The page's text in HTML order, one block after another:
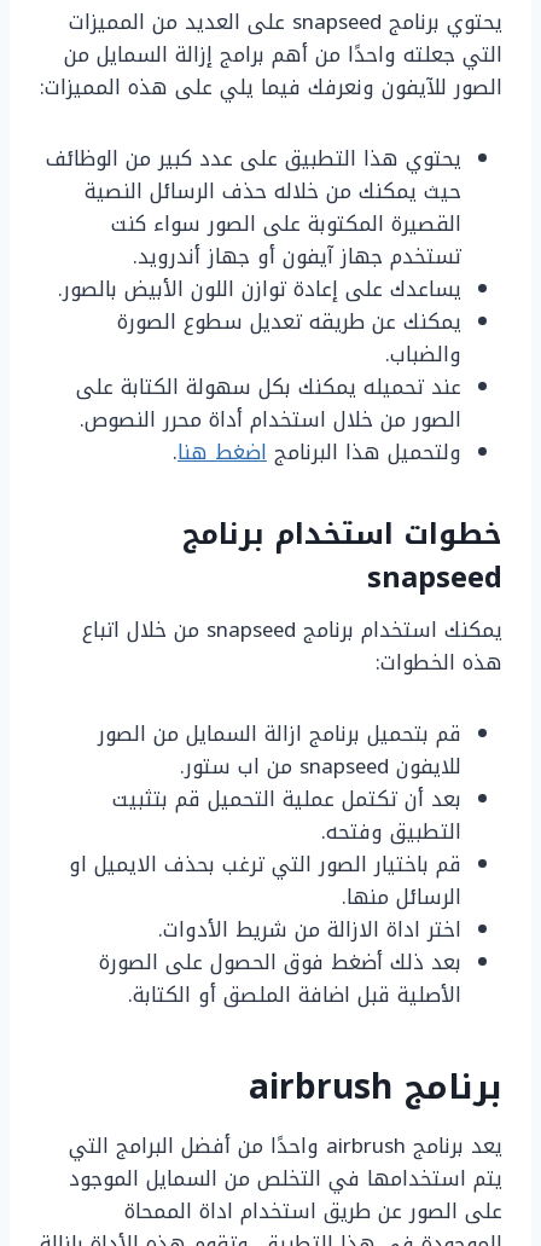
يحتوي برنامج snapseed على العديد من المميزات
التي جعلته واحدًا من أهم برامج إزالة السمايل من
الصور للآيفون ونعرفك فيما يلي على هذه المميزات:
يحتوي هذا التطبيق على عدد كبير من الوظائف
حيث يمكنك من خلاله حذف الرسائل النصية
القصيرة المكتوبة على الصور سواء كنت
تستخدم جهاز آيفون أو جهاز أندرويد.
يساعدك على إعادة توازن اللون الأبيض بالصور.
يمكنك عن طريقه تعديل سطوع الصورة
والضباب.
عند تحميله يمكنك بكل سهولة الكتابة على
الصور من خلال استخدام أداة محرر النصوص.
ولتحميل هذا البرنامجاضغطهنا.
خطوات استخدام برنامج
snapseed
يمكنك استخدام برنامج snapseed من خلال اتباع
هذه الخطوات:
قم بتحميل برنامج ازالة السمايل من الصور
للايفون snapseed من اب ستور.
بعد أن تكتمل عملية التحميل قم بتثبيت
التطبيق وفتحه.
قم باختيار الصور التي ترغب بحذف الايميل او
الرسائل منها.
اختر اداة الازالة من شريط الأدوات.
بعد ذلك أضغط فوق الحصول على الصورة
الأصلية قبل اضافة الملصق أو الكتابة.
برنامج airbrush
يعد برنامج airbrush واحدًا من أفضل البرامج التي
يتم استخدامها في التخلص من السمايل الموجود
على الصور عن طريق استخدام اداة الممحاة